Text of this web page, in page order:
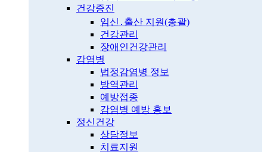
건강증진
임신․출산 지원(총괄)
건강관리
장애인건강관리
감염병
법정감염병 정보
방역관리
예방접종
감염병 예방 홍보
정신건강
상담정보
치료지원